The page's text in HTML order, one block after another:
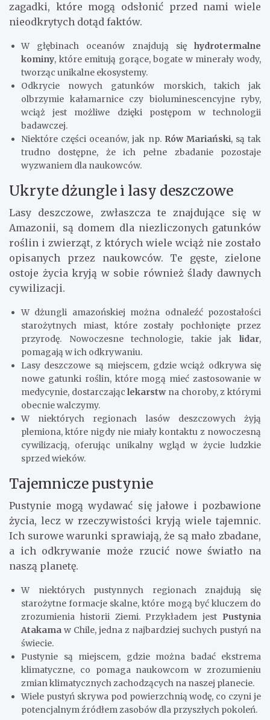
zagadki, które mogą odsłonić przed nami wiele
nieodkrytych dotąd faktów.
W głębinach oceanów znajdują się hydrotermalne
kominy, które emitują gorące, bogate w minerały wody,
tworząc unikalne ekosystemy.
Odkrycie nowych gatunków morskich, takich jak
olbrzymie kałamarnice czy bioluminescencyjne ryby,
wciąż jest możliwe dzięki postępom w technologii
badawczej.
Niektóre części oceanów, jak np. Rów Mariański, są tak
trudno dostępne, że ich pełne zbadanie pozostaje
wyzwaniem dla naukowców.
Ukryte dżungle i lasy deszczowe
Lasy deszczowe, zwłaszcza te znajdujące się w
Amazonii, są domem dla niezliczonych gatunków
roślin i zwierząt, z których wiele wciąż nie zostało
opisanych przez naukowców. Te gęste, zielone
ostoje życia kryją w sobie również ślady dawnych
cywilizacji.
W dżungli amazońskiej można odnaleźć pozostałości
starożytnych miast, które zostały pochłonięte przez
przyrodę. Nowoczesne technologie, takie jak lidar,
pomagają w ich odkrywaniu.
Lasy deszczowe są miejscem, gdzie wciąż odkrywa się
nowe gatunki roślin, które mogą mieć zastosowanie w
medycynie, dostarczająclekarstwna choroby, z którymi
obecnie walczymy.
W niektórych regionach lasów deszczowych żyją
plemiona, które nigdy nie miały kontaktu z nowoczesną
cywilizacją, oferując unikalny wgląd w życie ludzkie
sprzed wieków.
Tajemnicze pustynie
Pustynie mogą wydawać się jałowe i pozbawione
życia, lecz w rzeczywistości kryją wiele tajemnic.
Ich surowe warunki sprawiają, że są mało zbadane,
a ich odkrywanie może rzucić nowe światło na
naszą planetę.
W niektórych pustynnych regionach znajdują się
starożytne formacje skalne, które mogą być kluczem do
zrozumienia historii Ziemi. Przykładem jest Pustynia
Atakama w Chile, jedna z najbardziej suchych pustyń na
świecie.
Pustynie są miejscem, gdzie można badać ekstrema
klimatyczne, co pomaga naukowcom w zrozumieniu
zmian klimatycznych zachodzących na naszej planecie.
Wiele pustyń skrywa pod powierzchnią wodę, co czyni je
potencjalnym źródłem zasobów dla przyszłych pokoleń.